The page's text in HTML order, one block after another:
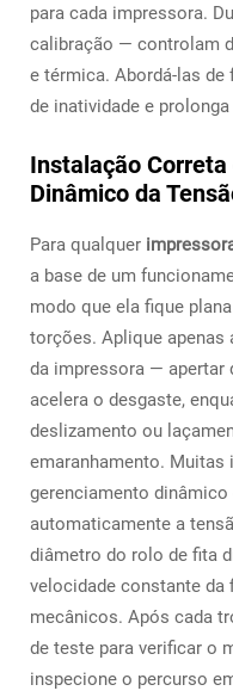
para cada impressora.
calibração — controlam
e térmica. Abordá-las
de inatividade e
Instalação
Dinâmico da
Para qualquer
a base de um
modo que ela fique
torções. Aplique apenas
da impressora — apertar
acelera o desgaste,
deslizamento ou
emaranhamento. Muitas
gerenciamento
automaticamente a
diâmetro do rolo de fita
velocidade constante
mecânicos. Após cada
de teste para verificar o
inspecione o percurso